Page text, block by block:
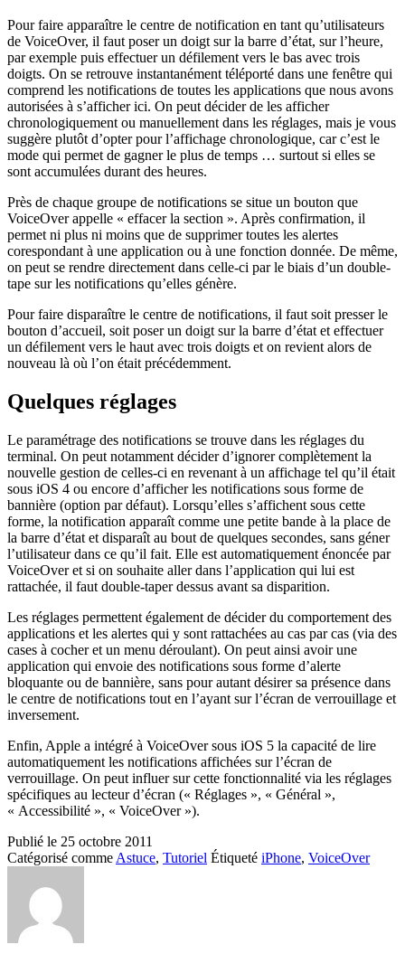
Pour faire apparaître le centre de notification en tant qu’utilisateurs
de VoiceOver, il faut poser un doigt sur la barre d’état, sur l’heure,
par exemple puis effectuer un défilement vers le bas avec trois
doigts. On se retrouve instantanément téléporté dans une fenêtre qui
comprend les notifications de toutes les applications que nous avons
autorisées à s’afficher ici. On peut décider de les afficher
chronologiquement ou manuellement dans les réglages, mais je vous
suggère plutôt d’opter pour l’affichage chronologique, car c’est le
mode qui permet de gagner le plus de temps … surtout si elles se
sont accumulées durant des heures.
Près de chaque groupe de notifications se situe un bouton que
VoiceOver appelle « effacer la section ». Après confirmation, il
permet ni plus ni moins que de supprimer toutes les alertes
corespondant à une application ou à une fonction donnée. De même,
on peut se rendre directement dans celle-ci par le biais d’un double-
tape sur les notifications qu’elles génère.
Pour faire disparaître le centre de notifications, il faut soit presser le
bouton d’accueil, soit poser un doigt sur la barre d’état et effectuer
un défilement vers le haut avec trois doigts et on revient alors de
nouveau là où l’on était précédemment.
Quelques réglages
Le paramétrage des notifications se trouve dans les réglages du
terminal. On peut notamment décider d’ignorer complètement la
nouvelle gestion de celles-ci en revenant à un affichage tel qu’il était
sous iOS 4 ou encore d’afficher les notifications sous forme de
bannière (option par défaut). Lorsqu’elles s’affichent sous cette
forme, la notification apparaît comme une petite bande à la place de
la barre d’état et disparaît au bout de quelques secondes, sans géner
l’utilisateur dans ce qu’il fait. Elle est automatiquement énoncée par
VoiceOver et si on souhaite aller dans l’application qui lui est
rattachée, il faut double-taper dessus avant sa disparition.
Les réglages permettent également de décider du comportement des
applications et les alertes qui y sont rattachées au cas par cas (via des
cases à cocher et un menu déroulant). On peut ainsi avoir une
application qui envoie des notifications sous forme d’alerte
bloquante ou de bannière, sans pour autant désirer sa présence dans
le centre de notifications tout en l’ayant sur l’écran de verrouillage et
inversement.
Enfin, Apple a intégré à VoiceOver sous iOS 5 la capacité de lire
automatiquement les notifications affichées sur l’écran de
verrouillage. On peut influer sur cette fonctionnalité via les réglages
spécifiques au lecteur d’écran (« Réglages », « Général »,
« Accessibilité », « VoiceOver »).
Publié le 25 octobre 2011
Catégorisé comme Astuce, Tutoriel Étiqueté iPhone, VoiceOver